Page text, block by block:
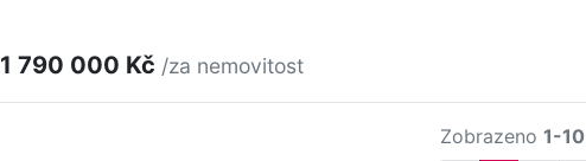
1 790 000 Kč /za nemovitost
Zobrazeno 1-10